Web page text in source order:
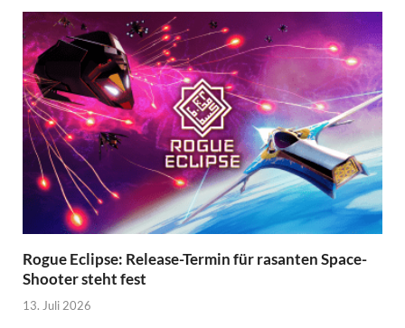
Rogue Eclipse: Release-Termin für rasanten Space-
Shooter steht fest
13. Juli 2026